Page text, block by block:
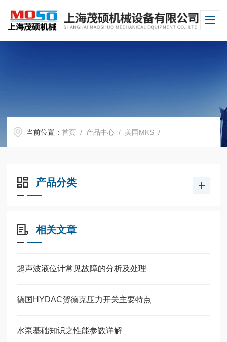
当前位置：首页 / 产品中心 / 美国MKS /
产品分类
相关文章
超声波液位计常见故障的分析及处理
德国HYDAC贺德克压力开关主要特点
水泵基础知识之性能参数详解